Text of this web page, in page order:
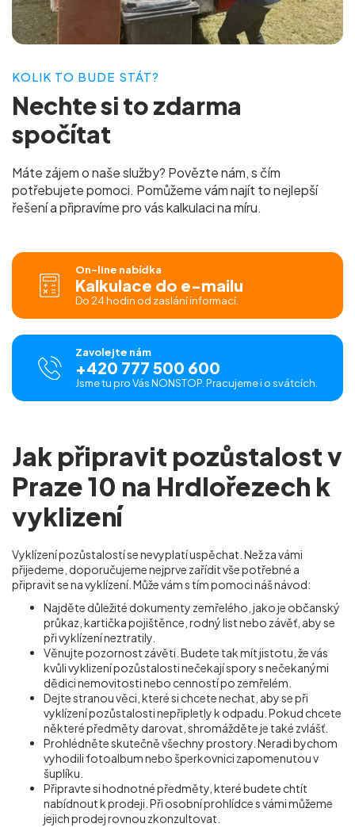
KOLIK TO BUDE STÁT?
Nechte si tozdarma
spočítat
Máte zájem o naše služby? Povězte nám, s čím
potřebujete pomoci. Pomůžeme vám najít to nejlepší
řešení a připravíme pro váskalkulaci na míru.
On-line nabídka
Kalkulace do e-mailu
Do 24 hodin od zaslání informací.
Zavolejte nám
+420 777 500 600
Jsme tu pro Vás NONSTOP. Pracujeme i o svátcích.
Jak připravit pozůstalost v
Praze 10 na Hrdlořezech k
vyklizení
Vyklízení pozůstalostí se nevyplatí uspěchat. Než za vámi
přijedeme, doporučujeme nejprve zařídit vše potřebné a
připravit se na vyklízení. Může vám s tím pomoci náš návod:
Najděte důležité dokumenty zemřelého, jako je občanský
průkaz, kartička pojištěnce, rodný list nebo závěť, aby se
při vyklízení neztratily.
Věnujte pozornost závěti. Budete tak mít jistotu, že vás
kvůli vyklizení pozůstalosti nečekají spory s nečekanými
dědici nemovitosti nebo cenností po zemřelém.
Dejte stranou věci, které si chcete nechat, aby se při
vyklízení pozůstalosti nepřipletly k odpadu. Pokud chcete
některé předměty darovat, shromážděte je také zvlášť.
Prohlédněte skutečně všechny prostory. Neradi bychom
vyhodili fotoalbum nebo šperkovnici zapomenutou v
šuplíku.
Připravte si hodnotné předměty, které budete chtít
nabídnout k prodeji. Při osobní prohlídce s vámi můžeme
jejich prodej rovnou zkonzultovat.